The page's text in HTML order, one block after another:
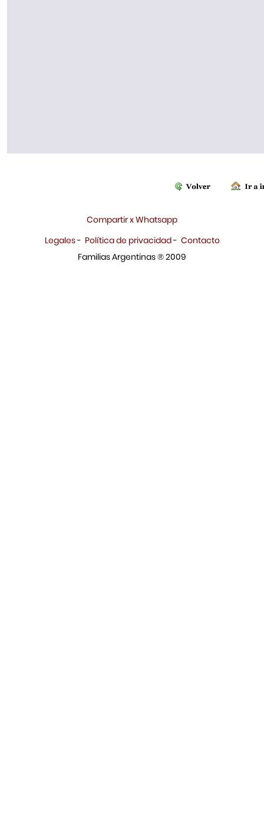
Compartir x Whatsapp
Legales- Política de privacidad- Contacto
Familias Argentinas ® 2009